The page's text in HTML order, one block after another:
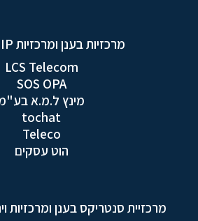
מרכזיות בענן ומרכזיות IP לעסקים
LCS Telecom
SOS OPA
מינץ ל.מ.א
tochat
Teleco
הוט עסקים
מרכזיית סנטריקס בענן ומרכזיות